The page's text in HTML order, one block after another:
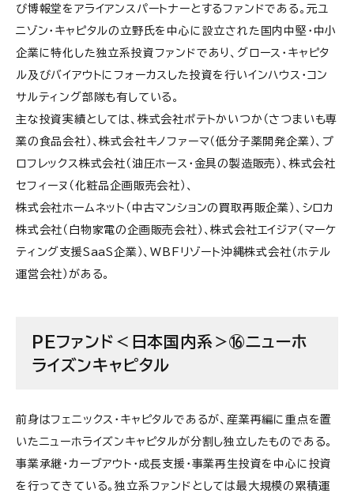
び博報堂をアライアンスパートナーとするファンドである。元ユ
ニゾン・キャピタルの立野氏を中心に設立された国内中堅・中小
企業に特化した独立系投資ファンドであり、グロース・キャピタ
ル及びバイアウトにフォーカスした投資を行いインハウス・コン
サルティング部隊も有している。
主な投資実績としては、株式会社ポテトかいつか（さつまいも専
業の食品会社）、株式会社キノファーマ（低分子薬開発企業）、プ
ロフレックス株式会社（油圧ホース・金具の製造販売）、株式会社
セフィーヌ（化粧品企画販売会社）、
株式会社ホームネット（中古マンションの買取再販企業）、シロカ
株式会社（白物家電の企画販売会社）、株式会社エイジア（マーケ
ティング支援SaaS企業）、WBFリゾート沖縄株式会社（ホテル
運営会社）がある。
PEファンド＜日本国内系＞⑯ニューホ
ライズンキャピタル
前身はフェニックス・キャピタルであるが、産業再編に重点を置
いたニューホライズンキャピタルが分割し独立したものである。
事業承継・カーブアウト・成長支援・事業再生投資を中心に投資
を行ってきている。独立系ファンドとしては最大規模の累積運